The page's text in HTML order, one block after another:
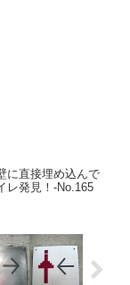
に直接埋め込んで
レ発見！-No.165